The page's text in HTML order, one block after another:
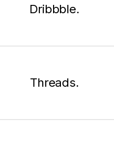
Dribbble.
Threads.